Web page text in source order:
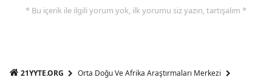
* Bu içerik ile ilgili yorum yok, ilk yorumu siz yazın, tartışalım *
21YYTE.ORG
Orta Doğu Ve Afrika Araştırmaları Merkezi